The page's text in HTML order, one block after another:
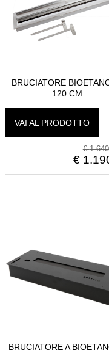
BRUCIATORE
120 CM
VAI AL PRODOTTO
€
€
BRUCIATORE A